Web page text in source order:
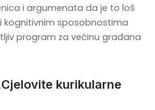
i argumenata da je to loš
kognitivnim sposobnostima
program za većinu građana
kurikularne